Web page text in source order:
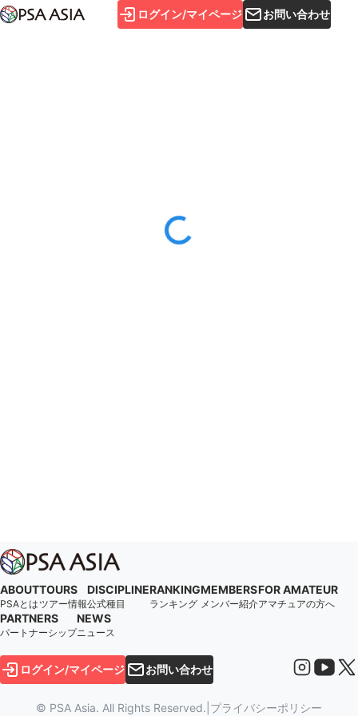
ログイン/マイページ お問い合わせ
ABOUT
PSAとは
TOURS
ツアー情報
DISCIPLINE
公式種目
RANKING
ランキング
MEMBERS
メンバー紹介
FOR AMATEUR
アマチュアの方へ
PARTNERS
パートナーシップ
NEWS
ニュース
ログイン/マイページ お問い合わせ
© PSA Asia. All Rights Reserved. プライバシーポリシー